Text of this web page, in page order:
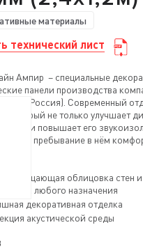
материалы
технический лист
Ампир – специальные
панели производства
(Россия). Современный
который не только улучшает
но и повышает его
делая пребывание в нём
облицовка стен
любого назначения
декоративная отделка
акустической среды